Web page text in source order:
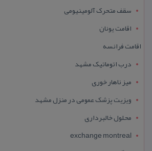
سقف متحرک آلومینیومی
اقامت یونان
اقامت فرانسه
درب اتوماتیک مشهد
میز ناهار خوری
ویزیت پزشک عمومی در منزل مشهد
محلول خالبرداری
exchange montreal